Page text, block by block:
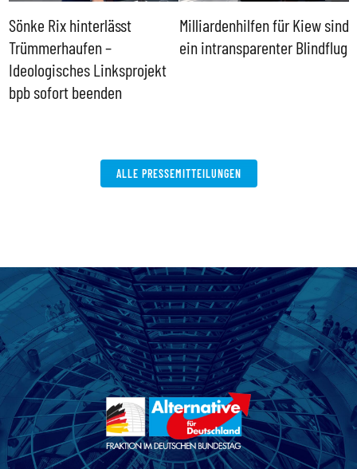
Sönke Rix hinterlässt
Trümmerhaufen –
Ideologisches Linksprojekt
bpb sofort beenden
Milliardenhilfen für Kiew sind
ein intransparenter Blindflug
ALLE PRESSEMITTEILUNGEN